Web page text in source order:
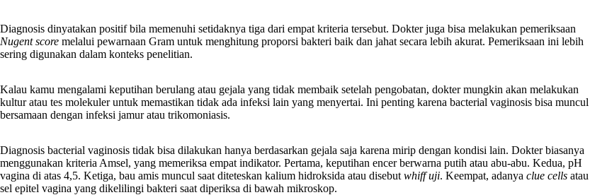
Diagnosis dinyatakan positif bila memenuhi setidaknya tiga dari empat kriteria tersebut. Dokter juga bisa melakukan pemeriksaan
Nugent score melalui pewarnaan Gram untuk menghitung proporsi bakteri baik dan jahat secara lebih akurat. Pemeriksaan ini lebih
sering digunakan dalam konteks penelitian.
Kalau kamu mengalami keputihan berulang atau gejala yang tidak membaik setelah pengobatan, dokter mungkin akan melakukan
kultur atau tes molekuler untuk memastikan tidak ada infeksi lain yang menyertai. Ini penting karena bacterial vaginosis bisa muncul
bersamaan dengan infeksi jamur atau trikomoniasis.
Diagnosis bacterial vaginosis tidak bisa dilakukan hanya berdasarkan gejala saja karena mirip dengan kondisi lain. Dokter biasanya
menggunakan kriteria Amsel, yang memeriksa empat indikator. Pertama, keputihan encer berwarna putih atau abu-abu. Kedua, pH
vagina di atas 4,5. Ketiga, bau amis muncul saat diteteskan kalium hidroksida atau disebut whiff uji. Keempat, adanya clue cells atau
sel epitel vagina yang dikelilingi bakteri saat diperiksa di bawah mikroskop.